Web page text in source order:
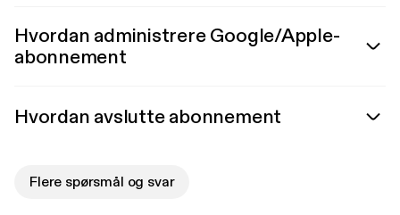
Hvordan administrere Google/Apple-
abonnement
Hvordan avslutte abonnement
Flere spørsmål og svar